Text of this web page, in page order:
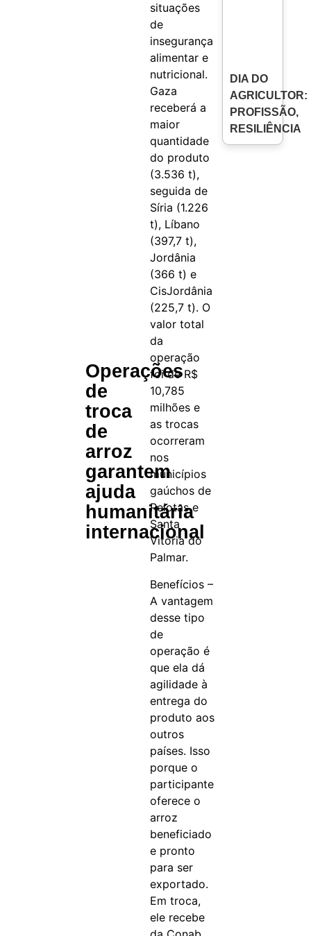
Operações
de
troca
de
arroz
garantem
ajuda
humanitária
internacional
situações
de
insegurança
alimentar e
nutricional.
Gaza
receberá a
maior
quantidade
do produto
(3.536 t),
seguida de
Síria (1.226
t), Líbano
(397,7 t),
Jordânia
(366 t) e
CisJordânia
(225,7 t). O
valor total
da
operação
foi de R$
10,785
milhões e
as trocas
ocorreram
nos
municípios
gaúchos de
Pelotas e
Santa
Vitória do
Palmar.
Benefícios –
A vantagem
desse tipo
de
operação é
que ela dá
agilidade à
entrega do
produto aos
outros
países. Isso
porque o
participante
oferece o
arroz
beneficiado
e pronto
para ser
exportado.
Em troca,
ele recebe
DIA DO
AGRICULTOR:
PROFISSÃO,
RESILIÊNCIA